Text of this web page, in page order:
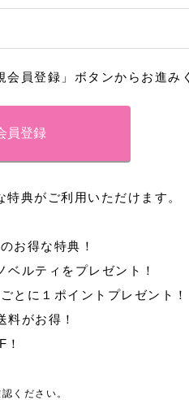
員登録」ボタンからお進み
典がご利用いただけます。
お得な特典！
ルティをプレゼント！
とに１ポイントプレゼント！
がお得！
ください。